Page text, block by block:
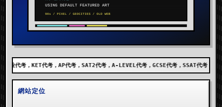
AP代考，SAT2代考，A-LEVEL代考，GCSE代考，SSAT代考，出国留学代考，
網站定位